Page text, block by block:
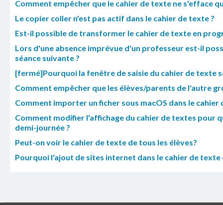
Comment empêcher que le cahier de texte ne s'efface
Le copier coller n'est pas actif dans le cahier de texte ?
Est-il possible de transformer le cahier de texte en
Lors d'une absence imprévue d'un professeur est-il
séance suivante ?
[fermé]Pourquoi la fenêtre de saisie du cahier de texte
Comment empêcher que les élèves/parents de l'autre
Comment importer un ficher sous macOS dans le cahier
Comment modifier l'affichage du cahier de textes pour
demi-journée ?
Peut-on voir le cahier de texte de tous les élèves?
Pourquoi l'ajout de sites internet dans le cahier de texte